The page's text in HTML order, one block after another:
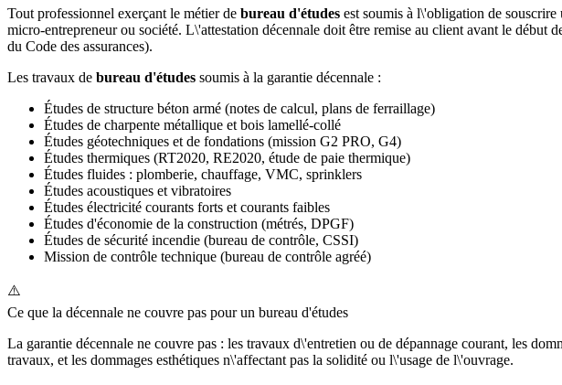
Tout professionnel exerçant le métier de bureau d'études est soumis à l\'obligation de souscrire
micro-entrepreneur ou société. L\'attestation décennale doit être remise au client avant le début
du Code des assurances).
Les travaux de bureau d'études soumis à la garantie décennale :
Études de structure béton armé (notes de calcul, plans de ferraillage)
Études de charpente métallique et bois lamellé-collé
Études géotechniques et de fondations (mission G2 PRO, G4)
Études thermiques (RT2020, RE2020, étude de paie thermique)
Études fluides : plomberie, chauffage, VMC, sprinklers
Études acoustiques et vibratoires
Études électricité courants forts et courants faibles
Études d'économie de la construction (métrés, DPGF)
Études de sécurité incendie (bureau de contrôle, CSSI)
Mission de contrôle technique (bureau de contrôle agréé)
⚠️
Ce que la décennale ne couvre pas pour un bureau d'études
La garantie décennale ne couvre pas : les travaux d\'entretien ou de dépannage courant, les
travaux, et les dommages esthétiques n\'affectant pas la solidité ou l\'usage de l\'ouvrage.